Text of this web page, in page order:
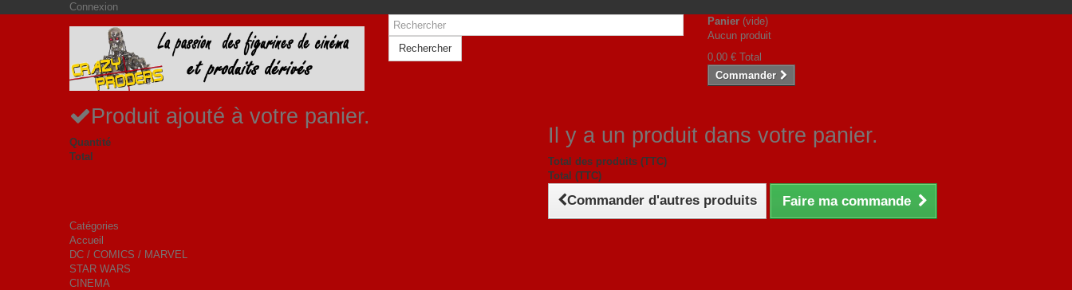
Connexion
Rechercher
Panier (vide)
Aucun produit
0,00 € Total
Commander
Produit ajouté à votre panier.
Quantité
Total
Il y a un produit dans votre panier.
Total des produits (TTC)
Total (TTC)
Commander d'autres produits Faire ma commande
Catégories
Accueil
DC / COMICS / MARVEL
STAR WARS
CINEMA